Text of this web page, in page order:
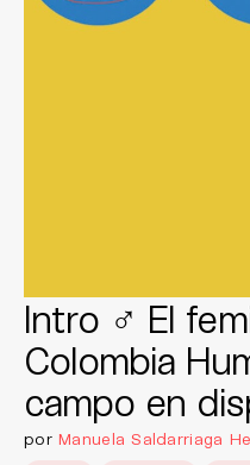
Intro ♂ El
Colombia
campo en
por Manuela Saldarriaga